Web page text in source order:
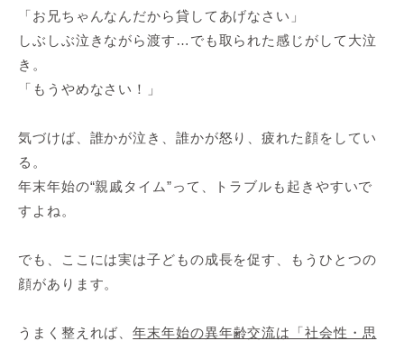
「お兄ちゃんなんだから貸してあげなさい」
しぶしぶ泣きながら渡す…でも取られた感じがして大泣
き。
「もうやめなさい！」
気づけば、誰かが泣き、誰かが怒り、疲れた顔をしてい
る。
年末年始の“親戚タイム”って、トラブルも起きやすいで
すよね。
でも、ここには実は子どもの成長を促す、もうひとつの
顔があります。
うまく整えれば、年末年始の異年齢交流は「社会性・思